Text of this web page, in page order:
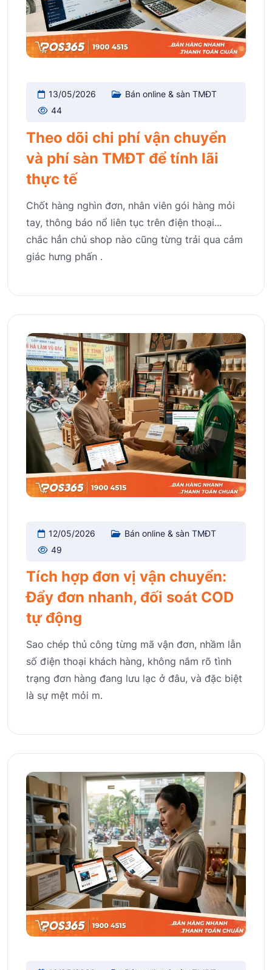
13/05/2026
Bán online & sàn TMĐT
44
Theo dõi chi phí vận chuyển
và phí sàn TMĐT để tính lãi
thực tế
Chốt hàng nghìn đơn, nhân viên gói hàng mỏi
tay, thông báo nổ liên tục trên điện thoại...
chắc hẳn chủ shop nào cũng từng trải qua cảm
giác hưng phấn .
12/05/2026
Bán online & sàn TMĐT
49
Tích hợp đơn vị vận chuyển:
Đẩy đơn nhanh, đối soát COD
tự động
Sao chép thủ công từng mã vận đơn, nhầm lẫn
số điện thoại khách hàng, không nắm rõ tình
trạng đơn hàng đang lưu lạc ở đâu, và đặc biệt
là sự mệt mỏi m.